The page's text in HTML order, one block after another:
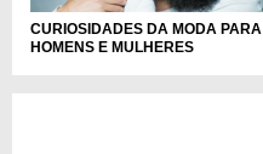
CURIOSIDADES DA MODA PARA
HOMENS E MULHERES